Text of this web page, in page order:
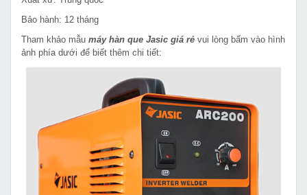
Bảo hành: 12 tháng
Tham khảo mẫu máy hàn que Jasic giá rẻ vui lòng bấm vào hình
ảnh phía dưới để biết thêm chi tiết: